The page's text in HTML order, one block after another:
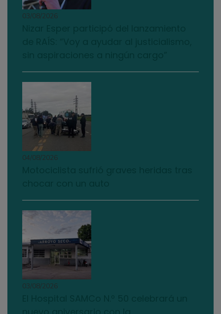
03/08/2026
04/08/2026
03/08/2026